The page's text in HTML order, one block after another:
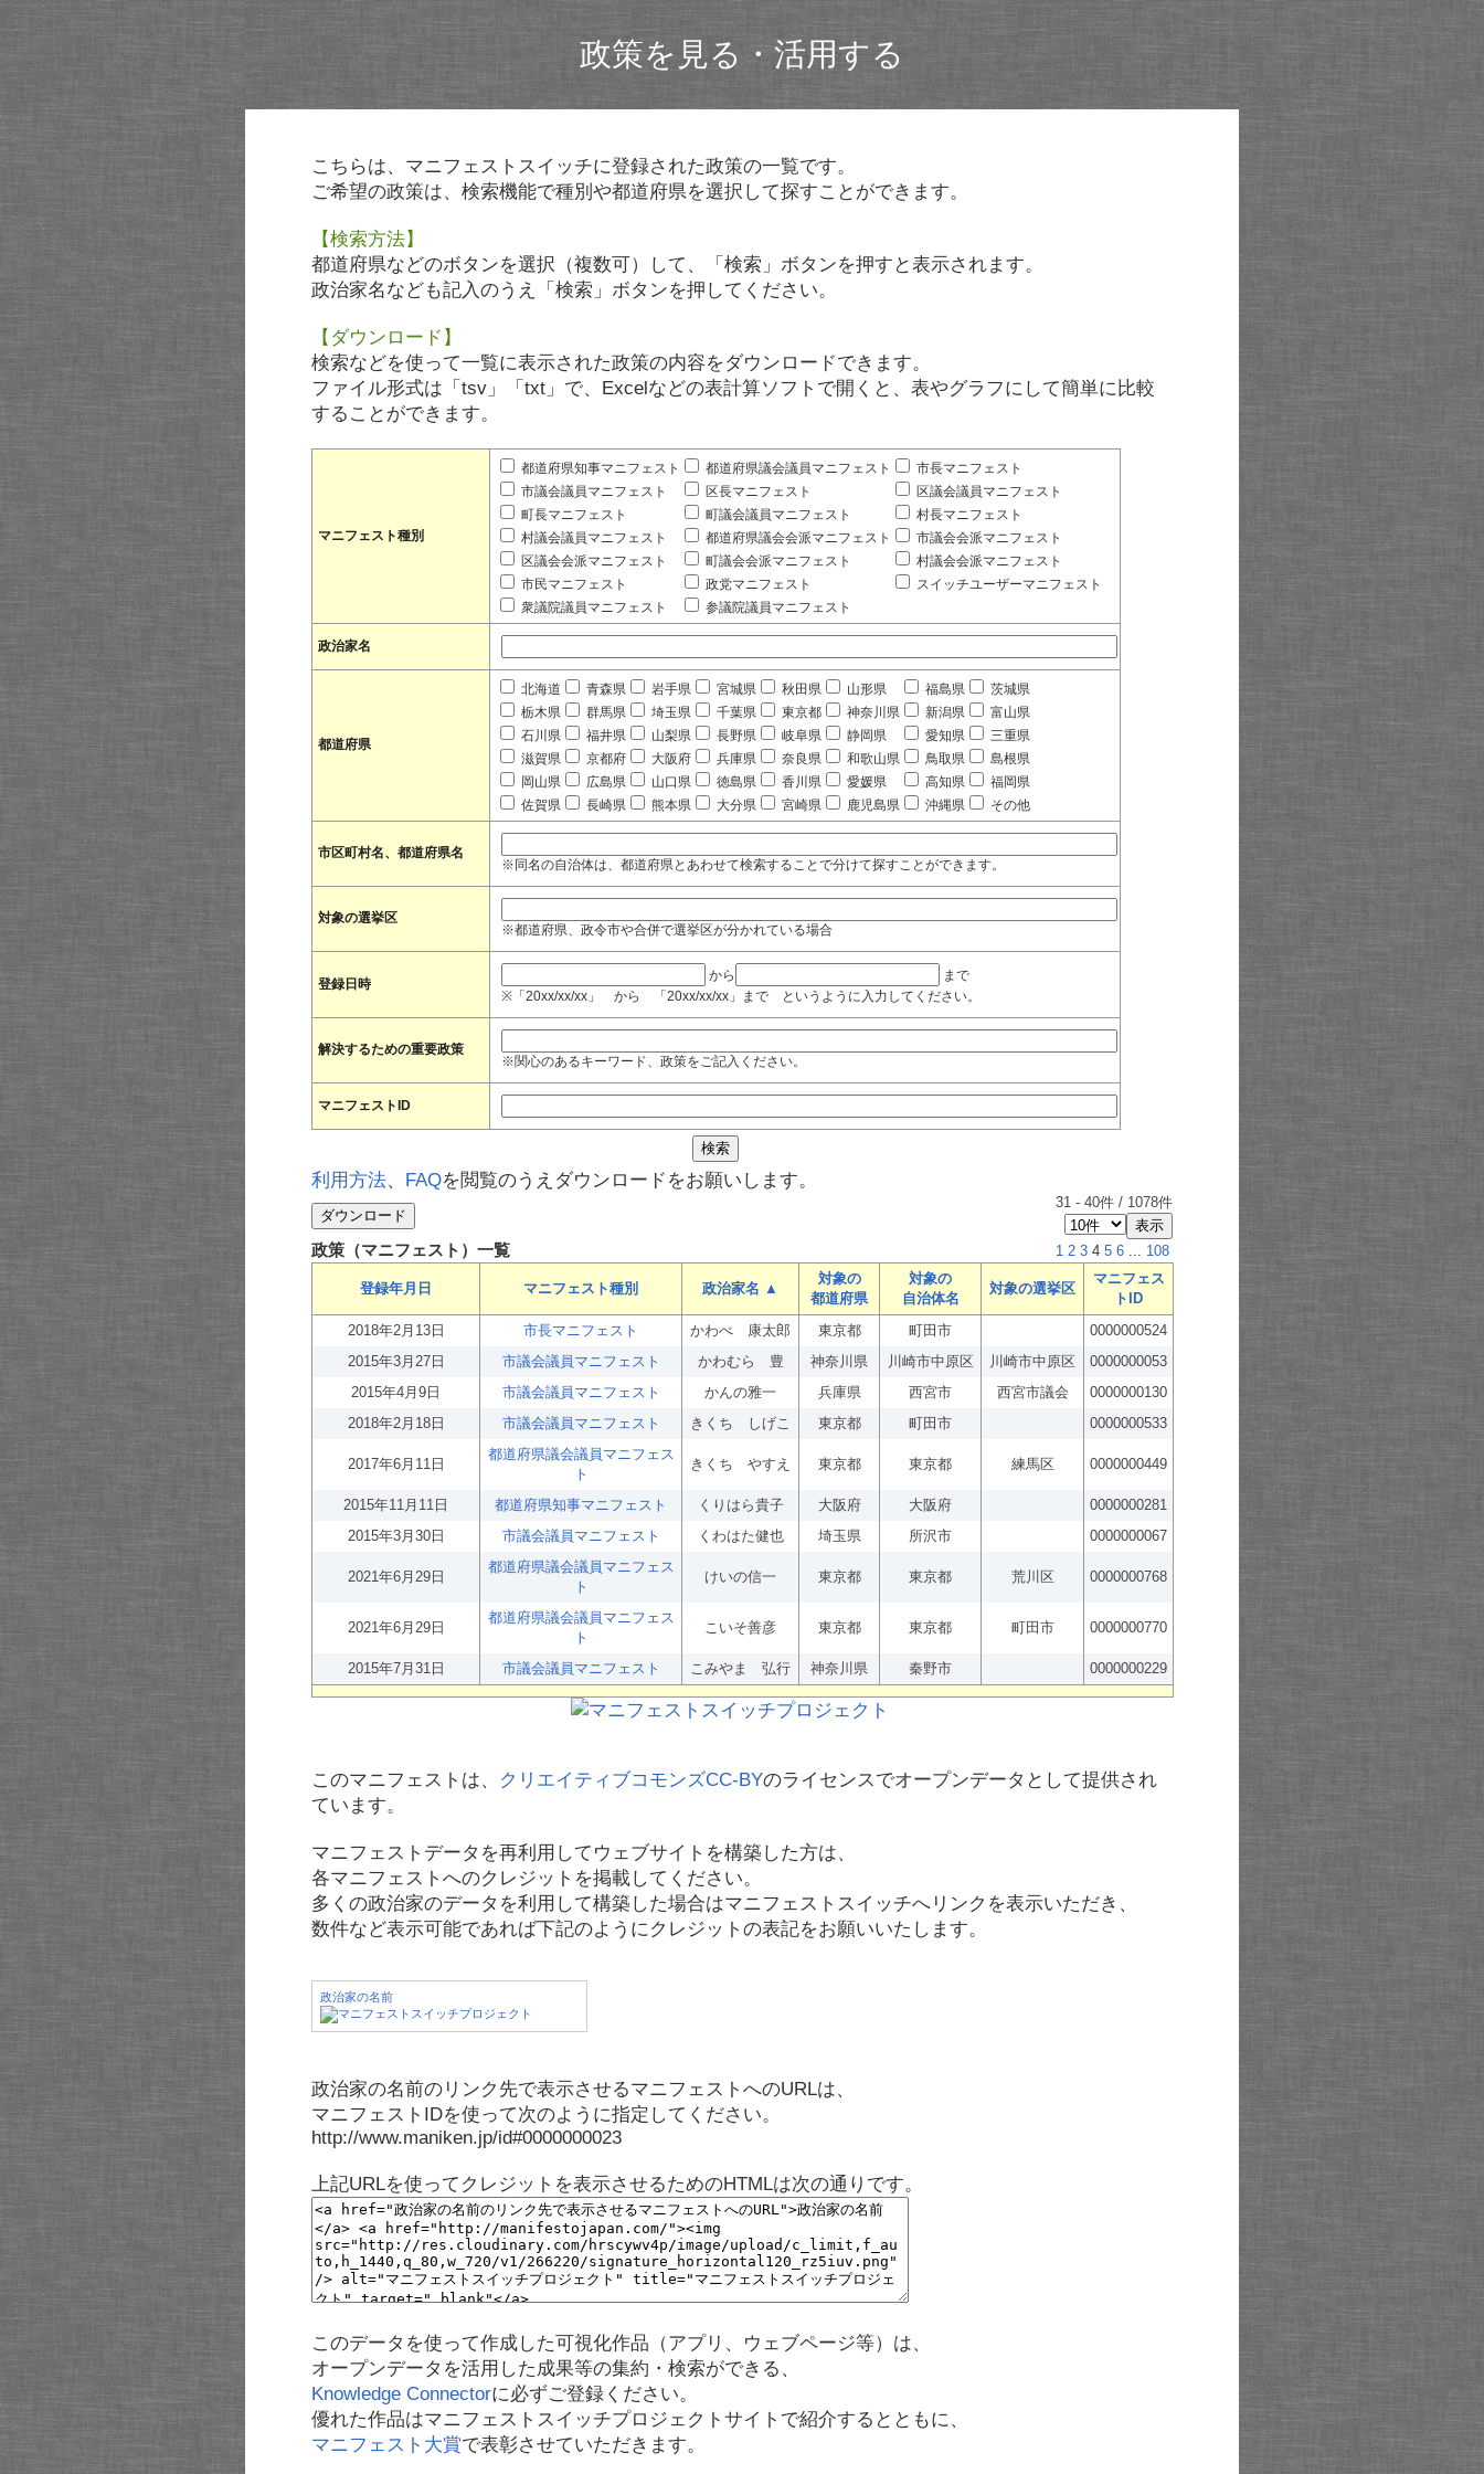
政策を見る・活用する
こちらは、マニフェストスイッチに登録された政策の一覧です。
ご希望の政策は、検索機能で種別や都道府県を選択して探すことができます。
【検索方法】
都道府県などのボタンを選択（複数可）して、「検索」ボタンを押すと表示されます。
政治家名なども記入のうえ「検索」ボタンを押してください。
【ダウンロード】
検索などを使って一覧に表示された政策の内容をダウンロードできます。
ファイル形式は「tsv」「txt」で、Excelなどの表計算ソフトで開くと、表やグラフにして簡単に比較
することができます。
マニフェスト種別
都道府県知事マニフェスト 都道府県議会議員マニフェスト
市長マニフェスト
市議会議員マニフェスト
区長マニフェスト
区議会議員マニフェスト
町長マニフェスト
町議会議員マニフェスト
村長マニフェスト
村議会議員マニフェスト
都道府県議会会派マニフェスト
市議会会派マニフェスト
区議会会派マニフェスト
町議会会派マニフェスト
村議会会派マニフェスト
市民マニフェスト
政党マニフェスト
スイッチユーザーマニフェスト
衆議院議員マニフェスト
参議院議員マニフェスト
政治家名
都道府県
北海道 青森県 岩手県 宮城県 秋田県 山形県 福島県
茨城県
栃木県
群馬県 埼玉県 千葉県 東京都 神奈川県 新潟県
富山県
石川県
福井県 山梨県 長野県 岐阜県 静岡県 愛知県
三重県
滋賀県
京都府 大阪府 兵庫県 奈良県 和歌山県 鳥取県
島根県
岡山県
広島県 山口県 徳島県 香川県 愛媛県 高知県
福岡県
佐賀県
長崎県 熊本県 大分県 宮崎県 鹿児島県 沖縄県 その他
市区町村名、都道府県名
※同名の自治体は、都道府県とあわせて検索することで分けて探すことができます。
対象の選挙区
※都道府県、政令市や合併で選挙区が分かれている場合
登録日時
から
まで
※「20xx/xx/xx」 から 「20xx/xx/xx」まで というように入力してください。
解決するための重要政策
※関心のあるキーワード、政策をご記入ください。
マニフェストID
利用方法、 FAQを閲覧のうえダウンロードをお願いします。
31 - 40件 / 1078件
政策（マニフェスト）一覧 1 2 3 4 5 6 ... 108
登録年月日 マニフェスト種別 政治家名 ▲
対象の
都道府県
対象の
自治体名
対象の選挙区
マニフェス
トID
2018年2月13日
市長マニフェスト かわべ 康太郎 東京都 町田市
0000000524
2015年3月27日
市議会議員マニフェスト かわむら 豊 神奈川県 川崎市中原区 川崎市中原区
0000000053
2015年4月9日
市議会議員マニフェスト かんの雅一 兵庫県 西宮市 西宮市議会
0000000130
2018年2月18日
市議会議員マニフェスト きくち しげこ 東京都 町田市 0000000533
2017年6月11日
都道府県議会議員マニフェス
ト
きくち やすえ 東京都 東京都 練馬区 0000000449
2015年11月11日 都道府県知事マニフェスト くりはら貴子 大阪府 大阪府
0000000281
2015年3月30日
市議会議員マニフェスト くわはた健也 埼玉県 所沢市 0000000067
2021年6月29日
都道府県議会議員マニフェス
ト
けいの信一 東京都 東京都 荒川区 0000000768
2021年6月29日
都道府県議会議員マニフェス
ト
こいそ善彦 東京都 東京都 町田市 0000000770
2015年7月31日 市議会議員マニフェスト こみやま 弘行 神奈川県 秦野市 0000000229
このマニフェストは、 クリエイティブコモンズCC-BYのライセンスでオープンデータとして提供され
ています。
マニフェストデータを再利用してウェブサイトを構築した方は、
各マニフェストへのクレジットを掲載してください。
多くの政治家のデータを利用して構築した場合はマニフェストスイッチへリンクを表示いただき、
数件など表示可能であれば下記のようにクレジットの表記をお願いいたします。
政治家の名前
政治家の名前のリンク先で表示させるマニフェストへのURLは、
マニフェストIDを使って次のように指定してください。
http://www.maniken.jp/id#0000000023
上記URLを使ってクレジットを表示させるためのHTMLは次の通りです。
このデータを使って作成した可視化作品（アプリ、ウェブページ等）は、
オープンデータを活用した成果等の集約・検索ができる、
Knowledge Connectorに必ずご登録ください。
優れた作品はマニフェストスイッチプロジェクトサイトで紹介するとともに、
マニフェスト大賞で表彰させていただきます。